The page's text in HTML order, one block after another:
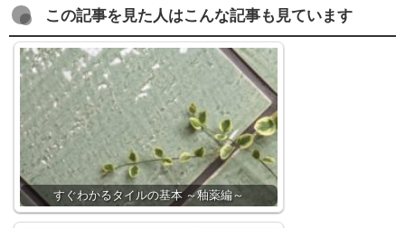
この記事を見た人はこんな記事も見ています
すぐわかるタイルの基本 ～釉薬編～